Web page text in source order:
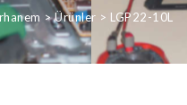
>Ürünler > LGP22-10L